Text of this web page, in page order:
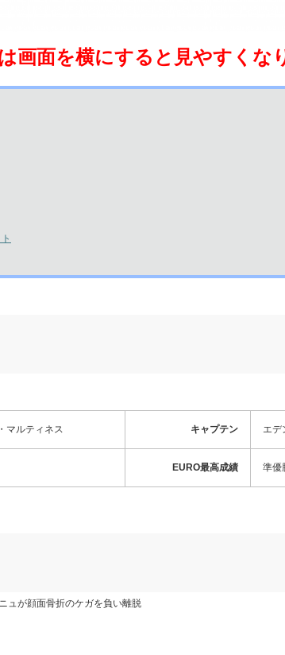
画面を横にすると見やすくな
マルティネス キャプテン エデ
EURO最高成績 準優
ュが顔面骨折のケガを負い離脱